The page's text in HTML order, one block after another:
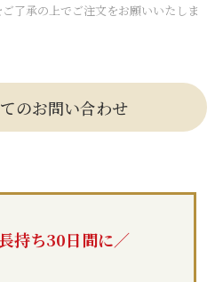
了承の上でご注文をお願いいたしま
のお問い合わせ
持ち30日間に／